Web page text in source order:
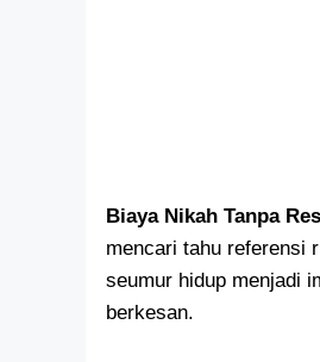
Biaya Nikah Tanpa
mencari tahu referensi
seumur hidup menjadi
berkesan.